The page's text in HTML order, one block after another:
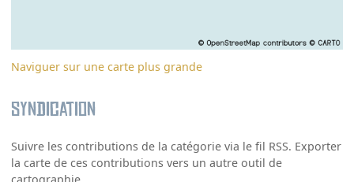
Naviguer sur une carte plus grande
Syndication
Suivre les contributions de la catégorie via le fil RSS. Exporter
la carte de ces contributions vers un autre outil de